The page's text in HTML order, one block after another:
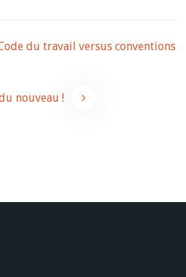
du travail versus conventions
nouveau !